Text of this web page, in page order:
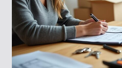
RÉUSSIR